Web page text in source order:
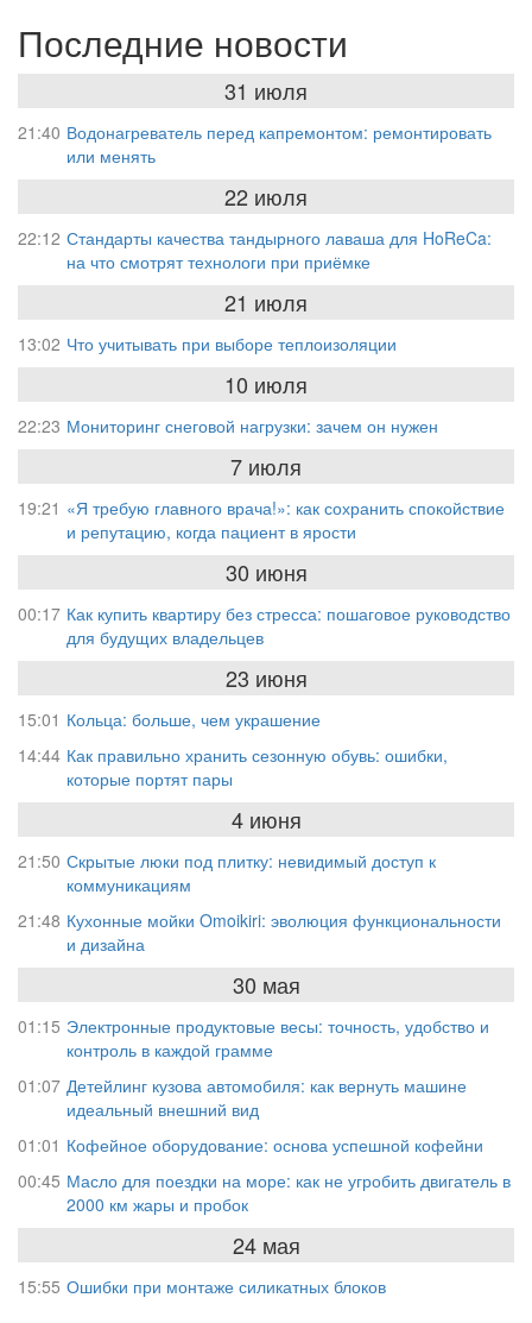
Последние новости
31 июля
21:40 Водонагреватель перед капремонтом: ремонтировать
или менять
22 июля
22:12 Стандарты качества тандырного лаваша для HoReCa:
на что смотрят технологи при приёмке
21 июля
13:02 Что учитывать при выборе теплоизоляции
10 июля
22:23 Мониторинг снеговой нагрузки: зачем он нужен
7 июля
19:21 «Я требую главного врача!»: как сохранить спокойствие
и репутацию, когда пациент в ярости
30 июня
00:17 Как купить квартиру без стресса: пошаговое руководство
для будущих владельцев
23 июня
15:01 Кольца: больше, чем украшение
14:44 Как правильно хранить сезонную обувь: ошибки,
которые портят пары
4 июня
21:50 Скрытые люки под плитку: невидимый доступ к
коммуникациям
21:48 Кухонные мойки Omoikiri: эволюция функциональности
и дизайна
30 мая
01:15 Электронные продуктовые весы: точность, удобство и
контроль в каждой грамме
01:07 Детейлинг кузова автомобиля: как вернуть машине
идеальный внешний вид
01:01 Кофейное оборудование: основа успешной кофейни
00:45 Масло для поездки на море: как не угробить двигатель в
2000 км жары и пробок
24 мая
15:55 Ошибки при монтаже силикатных блоков